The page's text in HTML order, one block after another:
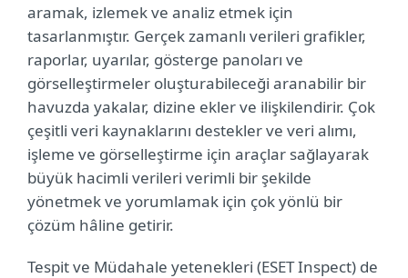
aramak, izlemek ve analiz etmek için
tasarlanmıştır. Gerçek zamanlı verileri grafikler,
raporlar, uyarılar, gösterge panoları ve
görselleştirmeler oluşturabileceği aranabilir bir
havuzda yakalar, dizine ekler ve ilişkilendirir. Çok
çeşitli veri kaynaklarını destekler ve veri alımı,
işleme ve görselleştirme için araçlar sağlayarak
büyük hacimli verileri verimli bir şekilde
yönetmek ve yorumlamak için çok yönlü bir
çözüm hâline getirir.
Tespit ve Müdahale yetenekleri (ESET Inspect) de